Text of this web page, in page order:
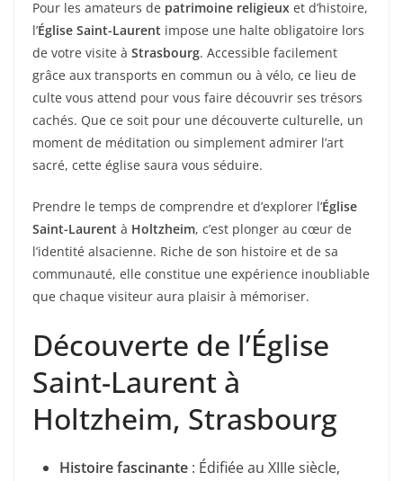
Pour les amateurs de patrimoine religieux et d’histoire,
l’Église Saint-Laurent impose une halte obligatoire lors
de votre visite à Strasbourg. Accessible facilement
grâce aux transports en commun ou à vélo, ce lieu de
culte vous attend pour vous faire découvrir ses trésors
cachés. Que ce soit pour une découverte culturelle, un
moment de méditation ou simplement admirer l’art
sacré, cette église saura vous séduire.
Prendre le temps de comprendre et d’explorer l’Église
Saint-Laurent à Holtzheim, c’est plonger au cœur de
l’identité alsacienne. Riche de son histoire et de sa
communauté, elle constitue une expérience inoubliable
que chaque visiteur aura plaisir à mémoriser.
Découverte de l’Église
Saint-Laurent à
Holtzheim, Strasbourg
Histoire fascinante : Édifiée au XIIIe siècle,